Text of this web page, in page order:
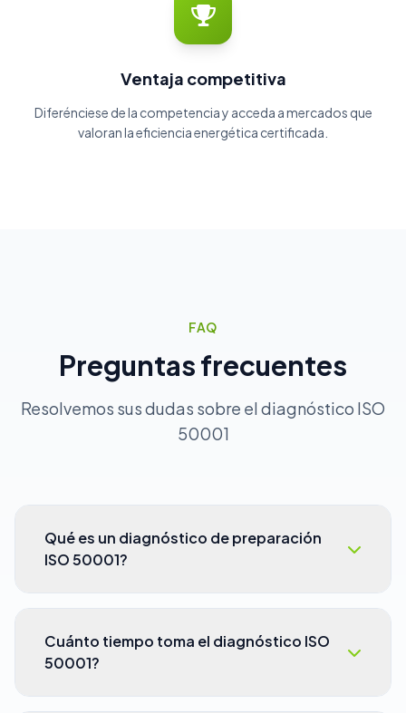
Ventaja competitiva
Diferénciese de la competencia y acceda a mercados que
valoran la eficiencia energética certificada.
FAQ
Preguntas frecuentes
Resolvemos sus dudas sobre el diagnóstico ISO
50001
Qué es un diagnóstico de preparación
ISO 50001?
Energía (SGEn) frente a los requisitos de la
norma ISO 50001, identificando brechas en
Cuánto tiempo toma el diagnóstico ISO
50001?